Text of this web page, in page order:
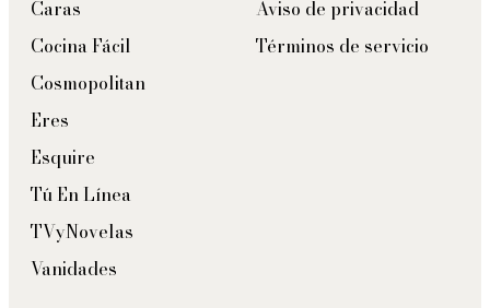
Caras
Cocina Fácil
Cosmopolitan
Eres
Esquire
Tú En Línea
TVyNovelas
Vanidades
Aviso de privacidad
Términos de servicio